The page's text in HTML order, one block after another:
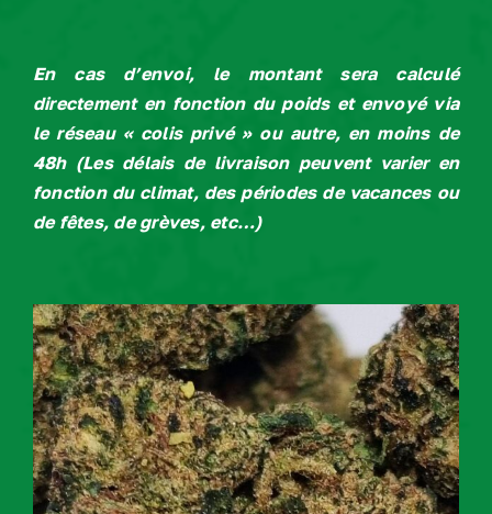
En cas d’envoi, le montant sera calculé
directement en fonction du poids et envoyé via
le réseau « colis privé » ou autre, en moins de
48h (Les délais de livraison peuvent varier en
fonction du climat, des périodes de vacances ou
de fêtes, de grèves, etc…)